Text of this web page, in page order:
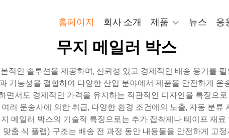
홈페이지 회사 소개 제품 뉴스 응
무지 메일러 박스
적인 솔루션을 제공하며, 신뢰성 있고 경제적인 배송 용기를
기능성을 결합하여 다양한 산업 분야에서 제품을 안전하게
면서도 경제적인 가격을 유지하는 직관적인 디자인을 특징으
러 운송사에 의한 취급, 다양한 환경 조건에의 노출, 자동 분
메일러 박스의 기술적 특징으로는 추가 접착제나 테이프 재
춤 식 플랩) 구조는 배송 전 과정 동안 내용물을 안전하게 고